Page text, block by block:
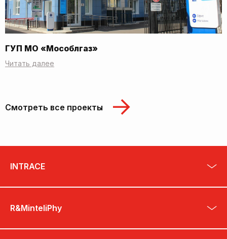
ГУП МО «Мособлгаз»
Читать далее
Смотреть все проекты
INTRACE
R&MinteliPhy